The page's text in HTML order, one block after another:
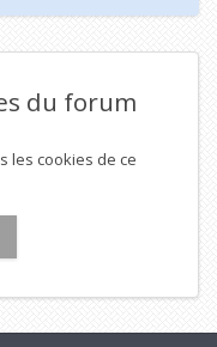
du forum
les cookies de ce